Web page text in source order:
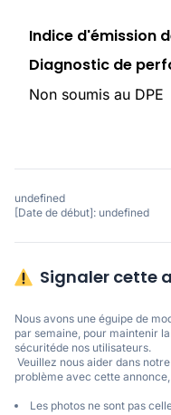
Indice d'émission
Diagnostic de
Non soumis au DPE
undefined
[Date de début]: undefined
Signaler cette
Nous avons une éguipe de
par semaine, pour maintenir
sécuritéde nos utilisateurs.
Veuillez nous aider dans
problème avec cette
Les photos ne sont pas